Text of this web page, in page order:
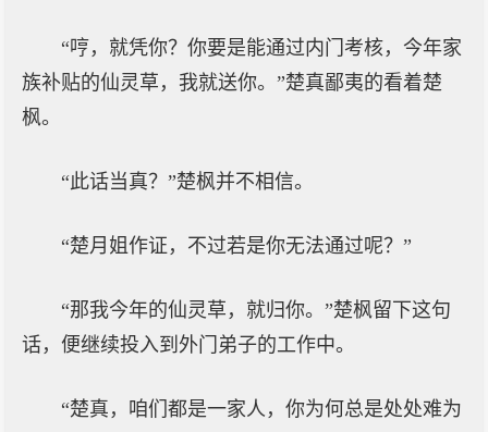
“哼，就凭你？你要是能通过内门考核，今年家
族补贴的仙灵草，我就送你。”楚真鄙夷的看着楚
枫。
“此话当真？”楚枫并不相信。
“楚月姐作证，不过若是你无法通过呢？”
“那我今年的仙灵草，就归你。”楚枫留下这句
话，便继续投入到外门弟子的工作中。
“楚真，咱们都是一家人，你为何总是处处难为